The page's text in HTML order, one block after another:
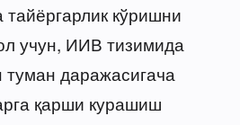
кўришни
учун, ИИВ тизимида
туман даражасигача
қарши курашиш